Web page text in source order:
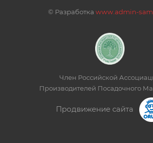
© Разработка www.admin-
Член Российской
Производителей Посадочного
Продвижение сайта